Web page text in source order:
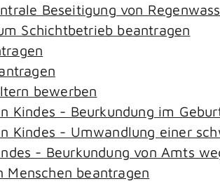
Beseitigung von
Schichtbetrieb beantragen
bewerben
Kindes - Beurkundung im
Kindes - Umwandlung einer
- Beurkundung von Amts
Menschen beantragen